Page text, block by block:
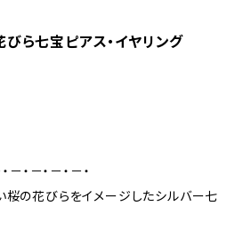
ら七宝ピアス・イヤリング
－・－・－・－・
桜の花びらをイメージしたシルバー七